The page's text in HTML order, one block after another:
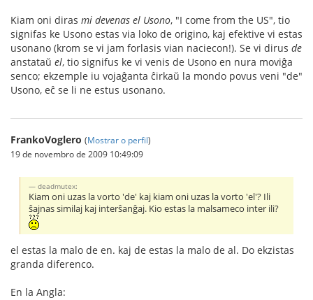
Kiam oni diras mi devenas el Usono, "I come from the US", tio
signifas ke Usono estas via loko de origino, kaj efektive vi estas
usonano (krom se vi jam forlasis vian naciecon!). Se vi dirus de
anstataŭ el, tio signifus ke vi venis de Usono en nura moviĝa
senco; ekzemple iu vojaĝanta ĉirkaŭ la mondo povus veni "de"
Usono, eĉ se li ne estus usonano.
FrankoVoglero (Mostrar o perfil)
19 de novembro de 2009 10:49:09
deadmutex:
Kiam oni uzas la vorto 'de' kaj kiam oni uzas la vorto 'el'? Ili
ŝajnas similaj kaj interŝanĝaj. Kio estas la malsameco inter ili?
el estas la malo de en. kaj de estas la malo de al. Do ekzistas
granda diferenco.
En la Angla: